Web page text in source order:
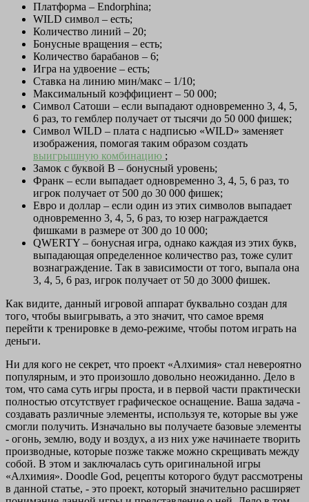
Платформа – Endorphina;
WILD символ – есть;
Количество линий – 20;
Бонусные вращения – есть;
Количество барабанов – 6;
Игра на удвоение – есть;
Ставка на линию мин/макс – 1/10;
Максимальный коэффициент – 50 000;
Символ Сатоши – если выпадают одновременно 3, 4, 5,
6 раз, то гемблер получает от тысячи до 50 000 фишек;
Символ WILD – плата с надписью «WILD» заменяет
изображения, помогая таким образом создать
выигрышную комбинацию ;
Замок с буквой B – бонусный уровень;
Франк – если выпадает одновременно 3, 4, 5, 6 раз, то
игрок получает от 500 до 30 000 фишек;
Евро и доллар – если один из этих символов выпадает
одновременно 3, 4, 5, 6 раз, то юзер награждается
фишками в размере от 300 до 10 000;
QWERTY – бонусная игра, однако каждая из этих букв,
выпадающая определенное количество раз, тоже сулит
вознаграждение. Так в зависимости от того, выпала она
3, 4, 5, 6 раз, игрок получает от 50 до 3000 фишек.
Как видите, данный игровой аппарат буквально создан для
того, чтобы выигрывать, а это значит, что самое время
перейти к тренировке в демо-режиме, чтобы потом играть на
деньги.
Ни для кого не секрет, что проект «Алхимия» стал невероятно
популярным, и это произошло довольно неожиданно. Дело в
том, что сама суть игры проста, и в первой части практически
полностью отсутствует графическое оснащение. Ваша задача -
создавать различные элементы, используя те, которые вы уже
смогли получить. Изначально вы получаете базовые элементы
- огонь, землю, воду и воздух, а из них уже начинаете творить
производные, которые позже также можно скрещивать между
собой. В этом и заключалась суть оригинальной игры
«Алхимия». Doodle God, рецепты которого будут рассмотрены
в данной статье, - это проект, который значительно расширяет